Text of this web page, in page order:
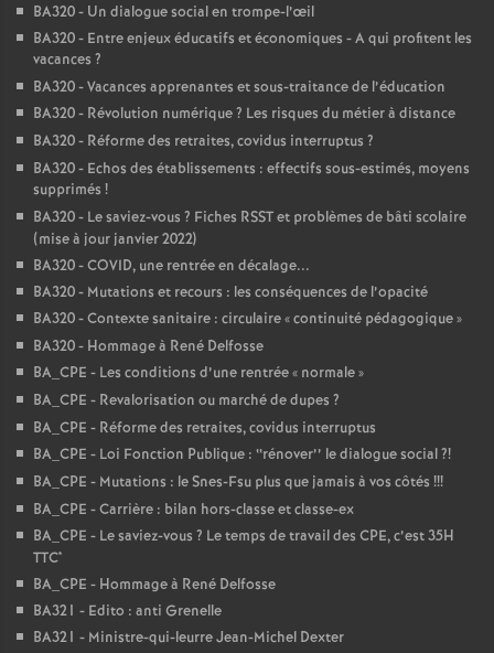
BA320 - Un dialogue social en trompe-l’œil
BA320 - Entre enjeux éducatifs et économiques - A qui profitent les
vacances ?
BA320 - Vacances apprenantes et sous-traitance de l’éducation
BA320 - Révolution numérique? Les risques du métier à distance
BA320 - Réforme des retraites, covidus interruptus ?
BA320 - Echos des établissements : effectifs sous-estimés, moyens
supprimés !
BA320 - Le saviez-vous ? Fiches RSST et problèmes de bâti scolaire
(mise à jour janvier 2022)
BA320 - COVID, une rentrée en décalage...
BA320 - Mutations et recours : les conséquences de l’opacité
BA320 - Contexte sanitaire : circulaire «continuité pédagogique»
BA320 - Hommage à René Delfosse
BA_CPE - Les conditions d’une rentrée « normale»
BA_CPE - Revalorisation ou marché de dupes ?
BA_CPE - Réforme des retraites, covidus interruptus
BA_CPE - Loi Fonction Publique : ‘‘rénover’’ le dialogue social?!
BA_CPE - Mutations : le Snes-Fsu plus que jamais à vos côtés !!!
BA_CPE - Carrière : bilan hors-classe et classe-ex
BA_CPE - Le saviez-vous ? Le temps de travail des CPE, c’est 35H
TTC*
BA_CPE - Hommage à René Delfosse
BA321 - Edito : anti Grenelle
BA321 - Ministre-qui-leurre Jean-Michel Dexter